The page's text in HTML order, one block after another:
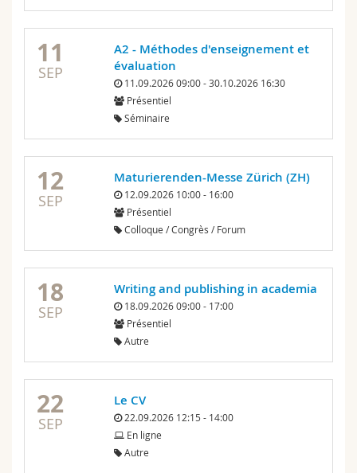
11
SEP
A2 - Méthodes d'enseignement et
évaluation
11.09.2026 09:00 - 30.10.2026 16:30
Présentiel
Séminaire
12
SEP
Maturierenden-Messe Zürich (ZH)
12.09.2026 10:00 - 16:00
Présentiel
Colloque / Congrès / Forum
18
SEP
Writing and publishing in academia
18.09.2026 09:00 - 17:00
Présentiel
Autre
22
SEP
Le CV
22.09.2026 12:15 - 14:00
En ligne
Autre